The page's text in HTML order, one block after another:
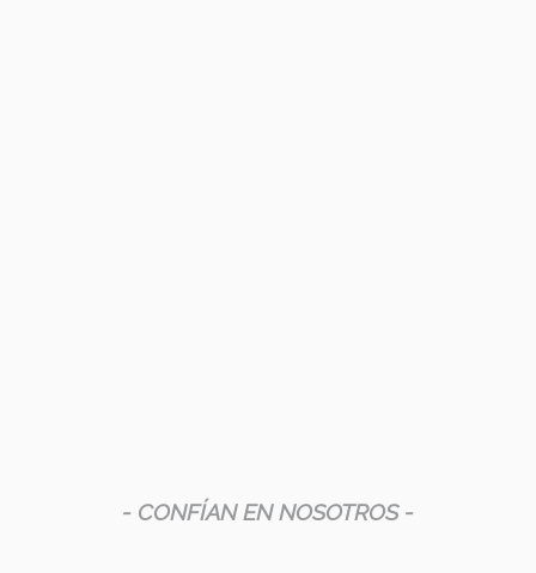
- CONFÍAN EN NOSOTROS -